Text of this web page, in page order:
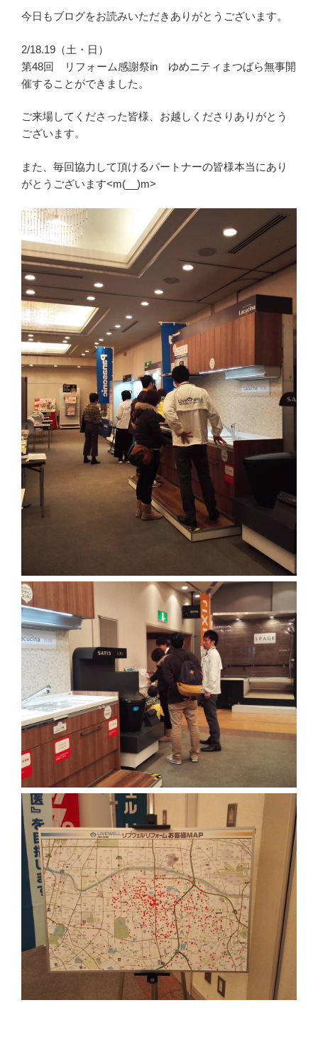
今日もブログをお読みいただきありがとうございます。
2/18.19（土・日）
第48回 リフォーム感謝祭in ゆめニティまつばら無事開
催することができました。
ご来場してくださった皆様、お越しくださりありがとう
ございます。
また、毎回協力して頂けるパートナーの皆様本当にあり
がとうございます<m(__)m>